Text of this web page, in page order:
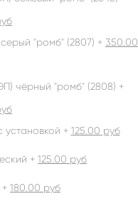
"ромб" (2807) + 350.00
чёрный "ромб" (2808) +
установкой + 125.00 руб
+ 125.00 руб
180.00 руб